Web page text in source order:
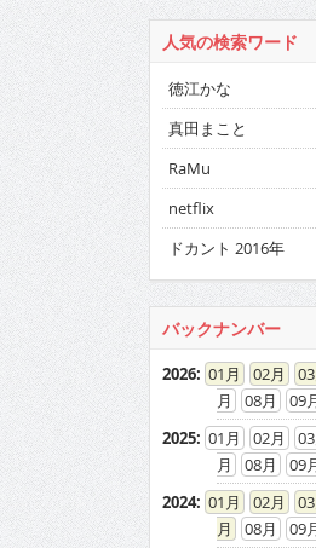
人気の検索ワード
徳江かな
真田まこと
RaMu
netflix
ドカント 2016年
バックナンバー
2026: 01 02 03
08
09
2025: 01 02 03
08
09
2024: 01 02 03
08
09